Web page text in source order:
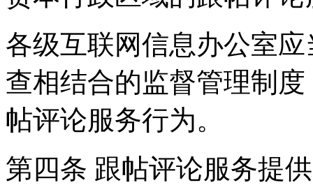
各级互联网信息办公室
查相结合的监督管理制
帖评论服务行为。
第四条 跟帖评论服务提